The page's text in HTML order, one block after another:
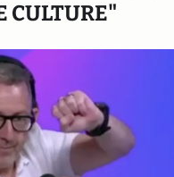
CULTURE"